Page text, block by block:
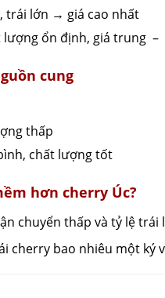
trái lớn → giá cao nhất
lượng ổn định, giá trung –
cung
thấp
chất lượng tốt
hơn cherry Úc?
chuyển thấp và tỷ lệ trái